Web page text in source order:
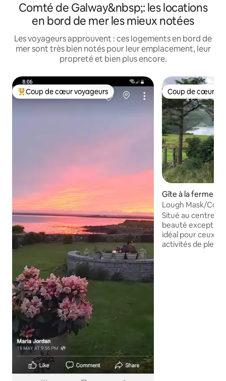
Comté de Galway&nbsp;: les locations
en bord de mer les mieux notées
Les voyageurs approuvent : ces logements en bord de
mer sont très bien notés pour leur emplacement, leur
propreté et bien plus encore.
Coups de cœur voyageurs les plus appréciés
Coup de cœur voyageurs Coup de cœur
Coup de cœur
Gîte à la ferme ⋅
Lough Mask/
Way/Randonnée
Situé au centre
beauté
idéal pour ceux
activités de plein